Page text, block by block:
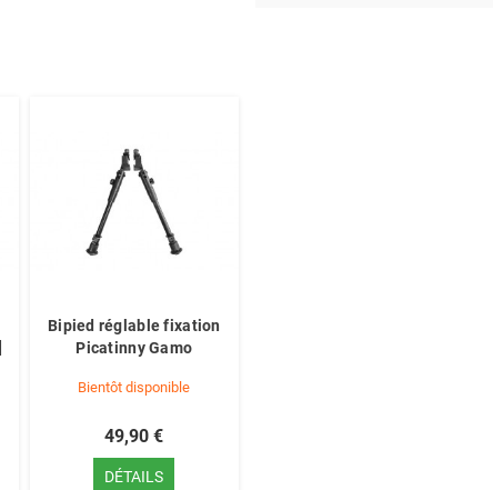
Bipied réglable fixation
Picatinny Gamo
Bientôt disponible
49,90 €
DÉTAILS